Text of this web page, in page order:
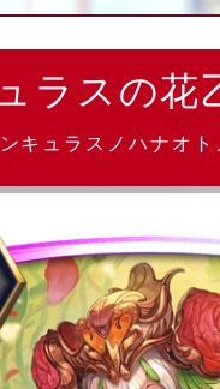
ラスの花
キュラスノハナオ